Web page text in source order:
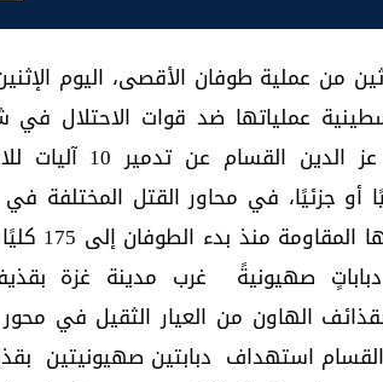
الفلسطينية عملياتها ضد قوات
وخلال اليوم، أعلنت كتائب
أو جزئيًا، في محاور القتل المختلفة
ليرتفع العدد
الهاون من العيار الثقيل في